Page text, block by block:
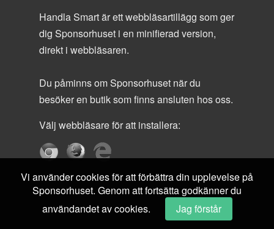
Handla Smart är ett webbläsartillägg som ger
dig Sponsorhuset i en minifierad version,
direkt i webbläsaren.
Du påminns om Sponsorhuset när du
besöker en butik som finns ansluten hos oss.
Välj webbläsare för att installera:
Vi använder cookies för att förbättra din upplevelse på
Sponsorhuset. Genom att fortsätta godkänner du
användandet av cookies.
Jag förstår